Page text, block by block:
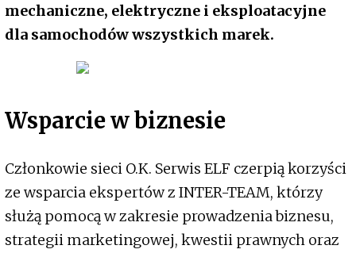
mechaniczne, elektryczne i eksploatacyjne
dla samochodów wszystkich marek.
Wsparcie w biznesie
Członkowie sieci O.K. Serwis ELF czerpią korzyści
ze wsparcia ekspertów z INTER-TEAM, którzy
służą pomocą w zakresie prowadzenia biznesu,
strategii marketingowej, kwestii prawnych oraz